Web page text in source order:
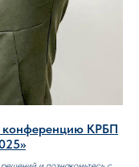
конференцию КРБП